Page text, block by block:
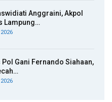
Anggraini, Akpol
Lampung…
Gani Fernando Siahaan,